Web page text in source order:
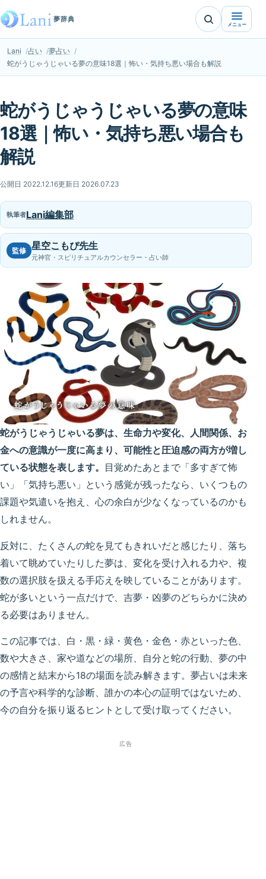
夢辞典
メニュー
Lani 占い
夢占い
蛇がうじゃうじゃいる夢の意味18選｜怖い・気持ち悪い場合も解説
蛇がうじゃうじゃいる夢の意味
18選｜怖い・気持ち悪い場合も
解説
公開日 2022.12.16更新日 2026.07.23
執筆者Lani編集部
監修 星空こもぴ先生
元神官・スピリチュアルカウンセラー・占い師
蛇がうじゃうじゃいる夢は、生命力や変化、人間関係、お
金への意識が一度に高まり、可能性と圧迫感の両方が増し
ている状態を表します。
目覚めたあとまで「多すぎて怖
い」「気持ち悪い」という感覚が残ったなら、いくつもの
課題や気遣いを抱え、心の余白が少なくなっているのかも
しれません。
反対に、たくさんの蛇を見てもきれいだと感じたり、落ち
着いて眺めていたりした夢は、変化を受け入れる力や、複
数の選択肢を扱える手応えを映していることがあります。
蛇が多いという一点だけで、吉夢・凶夢のどちらかに決め
る必要はありません。
この記事では、白・黒・緑・黄色・金色・赤といった色、
数や大きさ、家や道などの場所、自分と蛇の行動、夢の中
の感情と結末から18の場面を読み解きます。夢占いは未来
の予言や科学的な診断、誰かの本心の証明ではないため、
今の自分を振り返るヒントとして受け取ってください。
広告